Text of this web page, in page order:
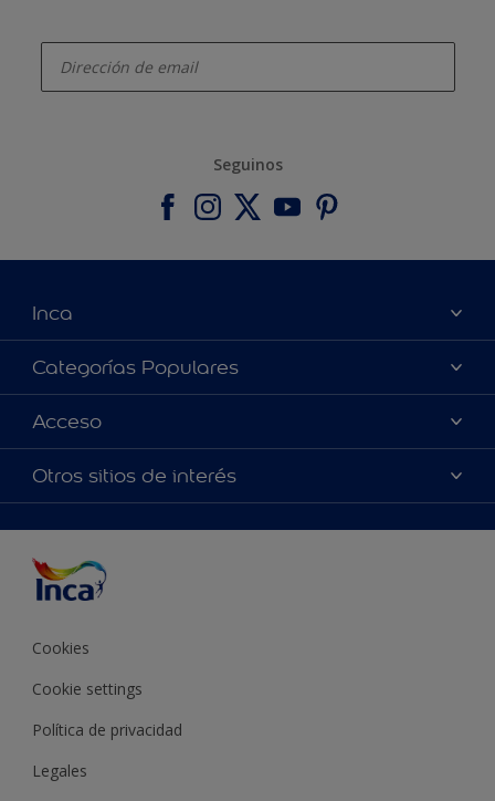
Seguinos
Inca
Acerca de Inca
Contactanos
Encontrá un distribuidor Inca
Categorías Populares
Colores
Productos
Inspiración
Acceso
Accesibilidad
Precisión del color
Otros sitios de interés
Cookies
Cookie settings
Política de privacidad
Legales